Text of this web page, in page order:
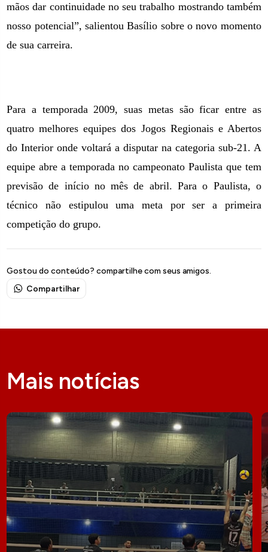
mãos dar continuidade no seu trabalho mostrando também
nosso potencial”, salientou Basílio sobre o novo momento
de sua carreira.
Para a temporada 2009, suas metas são ficar entre as
quatro melhores equipes dos Jogos Regionais e Abertos
do Interior onde voltará a disputar na categoria sub-21. A
equipe abre a temporada no campeonato Paulista que tem
previsão de início no mês de abril. Para o Paulista, o
técnico não estipulou uma meta por ser a primeira
competição do grupo.
Gostou do conteúdo? compartilhe com seus amigos.
Compartilhar
Mais notícias